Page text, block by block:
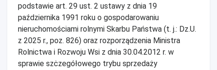
podstawie art. 29 ust. 2 ustawy z dnia 19
października 1991 roku o gospodarowaniu
nieruchomościami rolnymi Skarbu Państwa (t. j.: Dz.U.
z 2025 r., poz. 826) oraz rozporządzenia Ministra
Rolnictwa i Rozwoju Wsi z dnia 30.04.2012 r. w
sprawie szċzegółowego trybu sprzedaży